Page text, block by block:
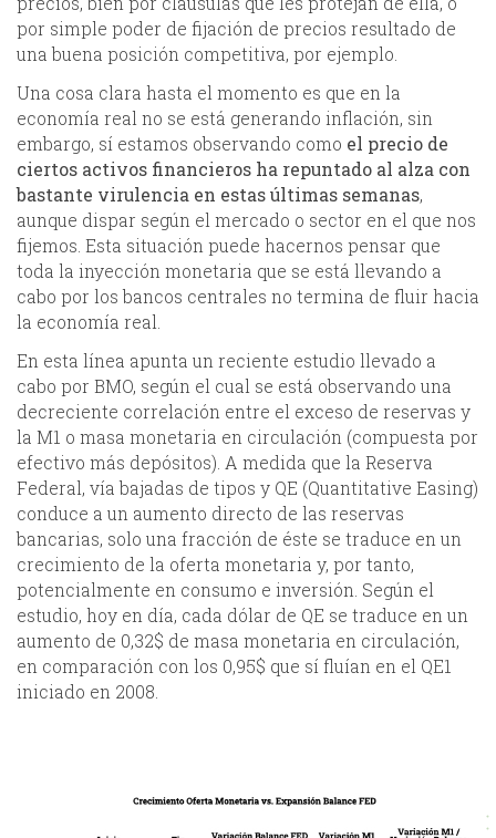
por simple poder de fijación de precios resultado de
una buena posición competitiva, por ejemplo.
Una cosa clara hasta el momento es que en la
economía real no se está generando inflación, sin
embargo, sí estamos observando como el precio de
ciertos activos financieros ha repuntado al alza con
bastante virulencia en estas últimas semanas,
aunque dispar según el mercado o sector en el que nos
fijemos. Esta situación puede hacernos pensar que
toda la inyección monetaria que se está llevando a
cabo por los bancos centrales no termina de fluir hacia
la economía real.
En esta línea apunta un reciente estudio llevado a
cabo por BMO, según el cual se está observando una
decreciente correlación entre el exceso de reservas y
la M1 o masa monetaria en circulación (compuesta por
efectivo más depósitos). A medida que la Reserva
Federal, vía bajadas de tipos y QE (Quantitative Easing)
conduce a un aumento directo de las reservas
bancarias, solo una fracción de éste se traduce en un
crecimiento de la oferta monetaria y, por tanto,
potencialmente en consumo e inversión. Según el
estudio, hoy en día, cada dólar de QE se traduce en un
aumento de 0,32$ de masa monetaria en circulación,
en comparación con los 0,95$ que sí fluían en el QE1
iniciado en 2008.